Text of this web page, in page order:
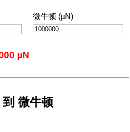
微牛顿 (µN)
µN
微牛顿